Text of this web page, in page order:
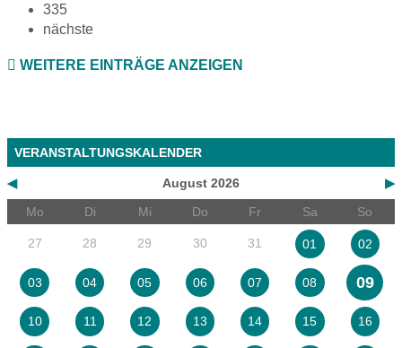
335
nächste
WEITERE EINTRÄGE ANZEIGEN
VERANSTALTUNGSKALENDER
◀ ▶
August 2026
Mo
Di Mi Do Fr Sa So
27 28 29 30 31 01 02
03 04 05 06 07 08 09
10 11 12 13 14 15 16